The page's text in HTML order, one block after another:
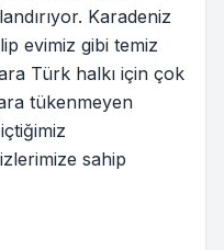
Karadeniz
evimiz gibi temiz
Türk halkı için çok
tükenmeyen
sahip